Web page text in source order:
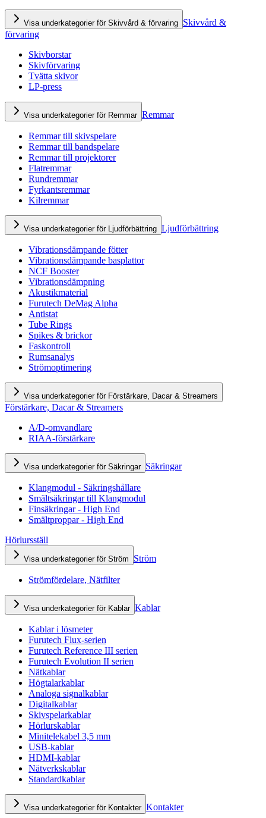
Visa underkategorier för Skivvård & förvaring Skivvård &
förvaring
Skivborstar
Skivförvaring
Tvätta skivor
LP-press
Visa underkategorier för Remmar Remmar
Remmar till skivspelare
Remmar till bandspelare
Remmar till projektorer
Flatremmar
Rundremmar
Fyrkantsremmar
Kilremmar
Visa underkategorier för Ljudförbättring Ljudförbättring
Vibrationsdämpande fötter
Vibrationsdämpande basplattor
NCF Booster
Vibrationsdämpning
Akustikmaterial
Furutech DeMag Alpha
Antistat
Tube Rings
Spikes & brickor
Faskontroll
Rumsanalys
Strömoptimering
Visa underkategorier för Förstärkare, Dacar & Streamers
Förstärkare, Dacar & Streamers
A/D-omvandlare
RIAA-förstärkare
Visa underkategorier för Säkringar Säkringar
Klangmodul - Säkringshållare
Smältsäkringar till Klangmodul
Finsäkringar - High End
Smältproppar - High End
Hörlursställ
Visa underkategorier för Ström Ström
Strömfördelare, Nätfilter
Visa underkategorier för Kablar Kablar
Kablar i lösmeter
Furutech Flux-serien
Furutech Reference III serien
Furutech Evolution II serien
Nätkablar
Högtalarkablar
Analoga signalkablar
Digitalkablar
Skivspelarkablar
Hörlurskablar
Minitelekabel 3,5 mm
USB-kablar
HDMI-kablar
Nätverkskablar
Standardkablar
Visa underkategorier för Kontakter Kontakter